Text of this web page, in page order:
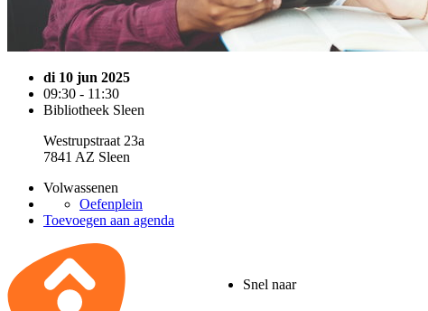
di 10 jun 2025
09:30 - 11:30
Bibliotheek Sleen
Westrupstraat 23a
7841 AZ Sleen
Volwassenen
Oefenplein
Toevoegen aan agenda
Snel naar